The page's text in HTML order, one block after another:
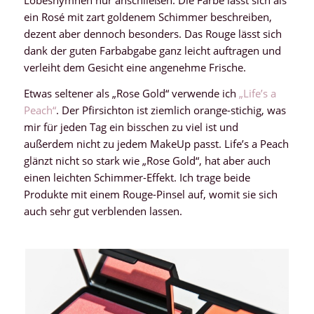
ein Rosé mit zart goldenem Schimmer beschreiben,
dezent aber dennoch besonders. Das Rouge lässt sich
dank der guten Farbabgabe ganz leicht auftragen und
verleiht dem Gesicht eine angenehme Frische.
Etwas seltener als „Rose Gold“ verwende ich „Life’s a
Peach“. Der Pfirsichton ist ziemlich orange-stichig, was
mir für jeden Tag ein bisschen zu viel ist und
außerdem nicht zu jedem MakeUp passt. Life’s a Peach
glänzt nicht so stark wie „Rose Gold“, hat aber auch
einen leichten Schimmer-Effekt. Ich trage beide
Produkte mit einem Rouge-Pinsel auf, womit sie sich
auch sehr gut verblenden lassen.